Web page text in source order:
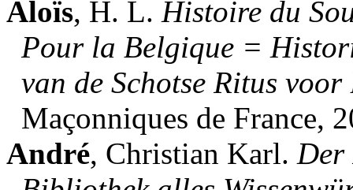
Aloïs, H. L. Histoire du
Pour la Belgique =
van de Schotse Ritus voor
Maçonniques de France,
André, Christian Karl. Der